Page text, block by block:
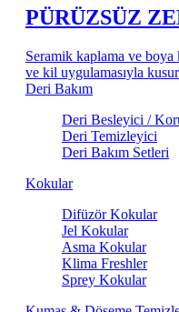
PÜRÜZSÜZ
Seramik kaplama ve
ve kil uygulamasıyla
Deri Bakım
Deri Besleyici /
Deri Temizleyici
Deri Bakım Setleri
Kokular
Difüzör Kokular
Jel Kokular
Asma Kokular
Klima Freshler
Sprey Kokular